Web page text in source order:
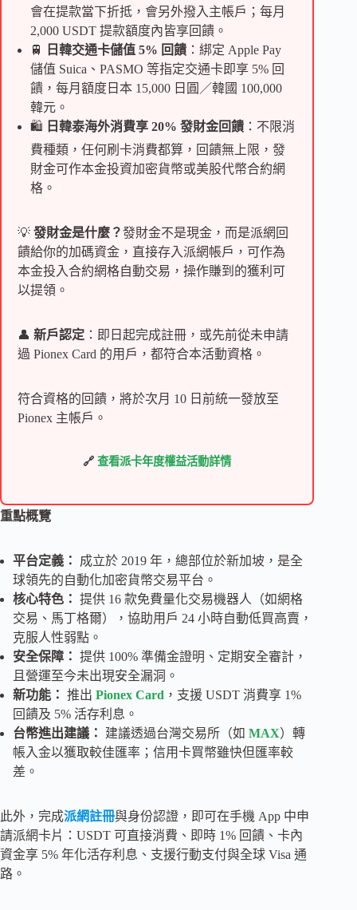
會在提款當下折抵，會另外撥入主帳戶；每月
2,000 USDT 提款額度內皆享回饋。
🚆
日韓交通卡儲值 5% 回饋 ：綁定 Apple Pay
儲值 Suica、PASMO 等指定交通卡即享 5% 回
饋，每月額度日本 15,000 日圓／韓國 100,000
韓元。
🛍️ 日韓泰海外消費享 20% 發財金回饋 ：不限消
費種類，任何刷卡消費都算，回饋無上限，發
財金可作本金投資加密貨幣或美股代幣合約網
格。
💡 發財金是什麼？發財金不是現金，而是派網回
饋給你的加碼資金，直接存入派網帳戶，可作為
本金投入合約網格自動交易，操作賺到的獲利可
以提領。
👤 新戶認定 ：即日起完成註冊，或先前從未申請
過 Pionex Card 的用戶，都符合本活動資格。
符合資格的回饋，將於次月 10 日前統一發放至
Pionex 主帳戶。
🔗查看派卡年度權益活動詳情
重點概覽
平台定義：
成立於 2019 年，總部位於新加坡，是全
球領先的自動化加密貨幣交易平台。
核心特色： 提供 16 款免費量化交易機器人（如網格
交易、馬丁格爾），協助用戶 24 小時自動低買高賣，
克服人性弱點。
安全保障： 提供 100% 準備金證明、定期安全審計，
且營運至今未出現安全漏洞。
新功能： 推出 Pionex Card ，支援 USDT 消費享 1%
回饋及 5% 活存利息。
台幣進出建議：
建議透過台灣交易所（如 MAX）轉
帳入金以獲取較佳匯率；信用卡買幣雖快但匯率較
差。
此外，完成派網註冊與身份認證，即可在手機 App 中申
請派網卡片：USDT 可直接消費、即時 1% 回饋、卡內
資金享 5% 年化活存利息、支援行動支付與全球 Visa 通
路。